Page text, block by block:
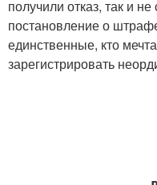
получили отказ, так и
постановление о
единственные, кто
зарегистрировать